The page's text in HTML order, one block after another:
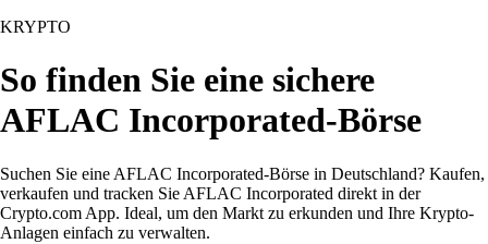
KRYPTO
So finden Sie eine sichere
AFLAC Incorporated-Börse
Suchen Sie eine AFLAC Incorporated-Börse in Deutschland? Kaufen,
verkaufen und tracken Sie AFLAC Incorporated direkt in der
Crypto.com App. Ideal, um den Markt zu erkunden und Ihre Krypto-
Anlagen einfach zu verwalten.